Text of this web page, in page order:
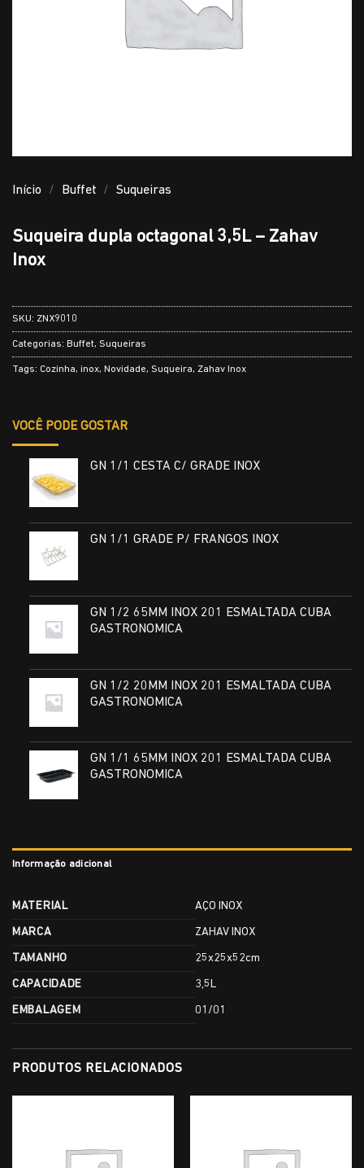
Início / Buffet / Suqueiras
Suqueira dupla octagonal 3,5L – Zahav
Inox
SKU: ZNX9010
Categorias: Buffet, Suqueiras
Tags: Cozinha, inox, Novidade, Suqueira, Zahav Inox
VOCÊ PODE GOSTAR
GN 1/1 CESTA C/ GRADE INOX
GN 1/1 GRADE P/ FRANGOS INOX
GN 1/2 65MM INOX 201 ESMALTADA CUBA
GASTRONOMICA
GN 1/2 20MM INOX 201 ESMALTADA CUBA
GASTRONOMICA
GN 1/1 65MM INOX 201 ESMALTADA CUBA
GASTRONOMICA
Informação adicional
MATERIAL AÇO INOX
MARCA ZAHAV INOX
TAMANHO 25x25x52cm
CAPACIDADE 3,5L
EMBALAGEM 01/01
PRODUTOS RELACIONADOS